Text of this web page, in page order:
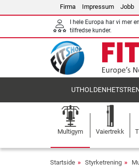
Firma Impressum Jobb
I hele Europa har vi mer
tilfredse kunder.
Multigym Vaiertrekk
Startside Styrketrening